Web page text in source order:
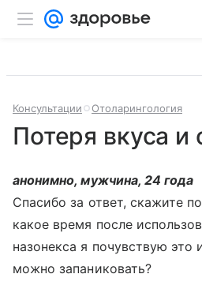
Консультации Отоларингология
Потеря вкуса и
анонимно, мужчина, 24 года
Спасибо за ответ, скажите
какое время после
назонекса я почувствую это
можно запаниковать?